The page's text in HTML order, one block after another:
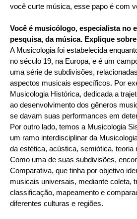
você curte música, esse papo é com
Você é musicólogo, especialista no
pesquisa, da música. Explique
A Musicologia foi estabelecida
no século 19, na Europa, e é um
uma série de subdivisões,
aspectos musicais específicos. Por
Musicologia Histórica, dedicada a
ao desenvolvimento dos gêneros
se davam suas performances em
Por outro lado, temos a Musicologia
um ramo interdisciplinar da
da estética, acústica, semiótica, teoria
Como uma de suas subdivisões,
Comparativa, que tinha por objetivo
musicais universais, mediante coleta,
classificação, mapeamento e
diferentes culturas e regiões.